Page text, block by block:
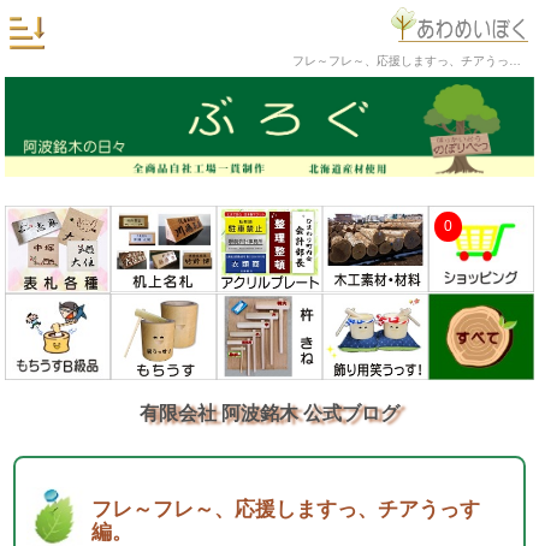
0
有限会社 阿波銘木 公式ブログ
フレ～フレ～、応援しますっ、チアうっす
編。